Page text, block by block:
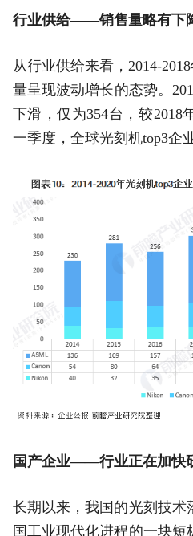
行业供给——销售量略有下
从行业供给来看，2014-
量呈现波动增长的态势。
下滑，仅为354台，较2018
一季度，全球光刻机top3企
国产企业——行业正在加快
长期以来，我国的光刻技
国工业现代化进程的一块